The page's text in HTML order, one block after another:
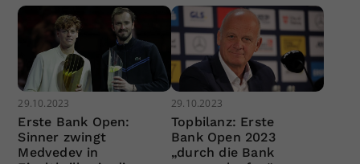
29.10.2023
Erste Bank Open:
Sinner zwingt
Medvedev in
29.10.2023
Topbilanz: Erste
Bank Open 2023
„durch die Bank